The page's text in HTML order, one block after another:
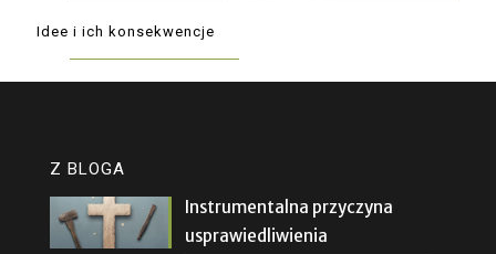
Idee i ich konsekwencje
Z BLOGA
Instrumentalna przyczyna
usprawiedliwienia